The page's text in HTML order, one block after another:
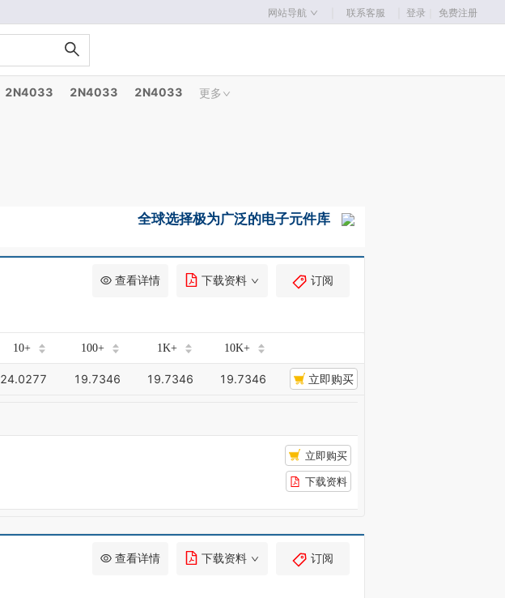
登录 免费注册
网站导航 联系客服
2N4033 2N4033 2N4033 更多
查看详情 下载资料 订阅
10+ 100+ 1K+ 10K+
24.0277 19.7346 19.7346 19.7346 立即购买
立即购买
下载资料
查看详情 下载资料 订阅